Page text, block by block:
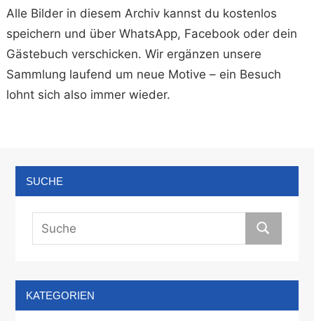
Alle Bilder in diesem Archiv kannst du kostenlos
speichern und über WhatsApp, Facebook oder dein
Gästebuch verschicken. Wir ergänzen unsere
Sammlung laufend um neue Motive – ein Besuch
lohnt sich also immer wieder.
SUCHE
KATEGORIEN